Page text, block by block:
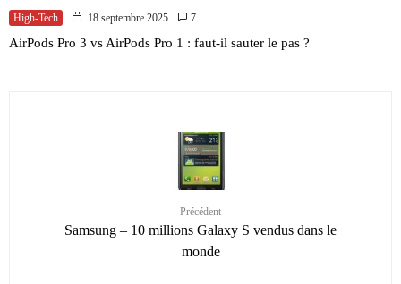
High-Tech 18 septembre 2025 7
AirPods Pro 3 vs AirPods Pro 1 : faut-il sauter le pas ?
Précédent
Samsung – 10 millions Galaxy S vendus dans le
monde